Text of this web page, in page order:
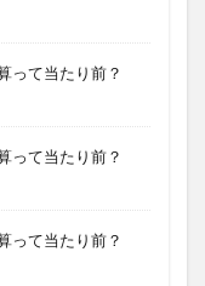
って当たり前？
って当たり前？
って当たり前？